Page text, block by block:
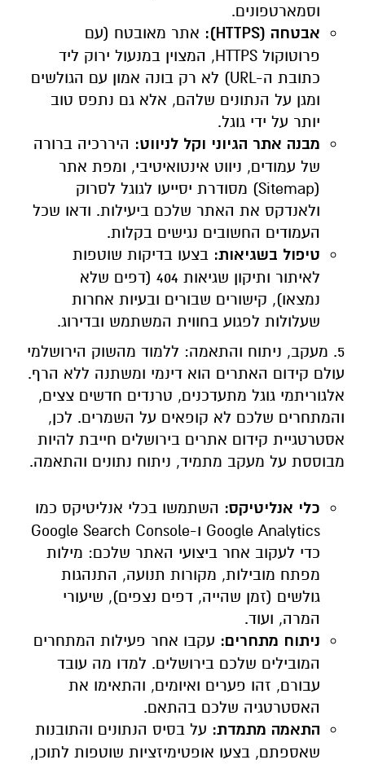
וסמארטפונים.
אבטחה (HTTPS
): אתר מאובטח (עם
פרוטוקול HTTPS, המצוין במנעול ירוק ליד
כתובת ה-URL) לא רק בונה אמון עם הגולשים
ומגן על הנתונים שלהם, אלא גם נתפס טוב
יותר על ידי גוגל.
מבנה אתר הגיוני וקל לניווט: היררכיה ברורה
של עמודים, ניווט אינטואיטיבי, ומפת אתר
(Sitemap) מסודרת יסייעו לגוגל לסרוק
ולאנדקס את האתר שלכם ביעילות. ודאו שכל
העמודים החשובים נגישים בקלות.
טיפול בשגיאות: בצעו בדיקות שוטפות
לאיתור ותיקון שגיאות 404 (דפים שלא
נמצאו), קישורים שבורים ובעיות אחרות
שעלולות לפגוע בחווית המשתמש ובדירוג.
5. מעקב, ניתוח והתאמה: ללמוד מהשוק הירושלמי
עולם קידום האתרים הוא דינמי ומשתנה ללא הרף.
אלגוריתמי גוגל מתעדכנים, טרנדים חדשים צצים,
והמתחרים שלכם לא קופאים על השמרים. לכן,
אסטרטגיית קידום אתרים בירושלים חייבת להיות
מבוססת על מעקב מתמיד, ניתוח נתונים והתאמה.
כלי אנליטיקס: השתמשו בכלי אנליטיקס כמו
Google Analytics ו-Google Search Console
כדי לעקוב אחר ביצועי האתר שלכם: מילות
מפתח מובילות, מקורות תנועה, התנהגות
גולשים (זמן שהייה, דפים נצפים), שיעורי
המרה, ועוד.
ניתוח מתחרים: עקבו אחר פעילות המתחרים
המובילים שלכם בירושלים. למדו מה עובד
עבורם, זהו פערים ואיומים, והתאימו את
האסטרטגיה שלכם בהתאם.
התאמה מתמדת: על בסיס הנתונים והתובנות
שאספתם, בצעו אופטימיזציות שוטפות לתוכן,